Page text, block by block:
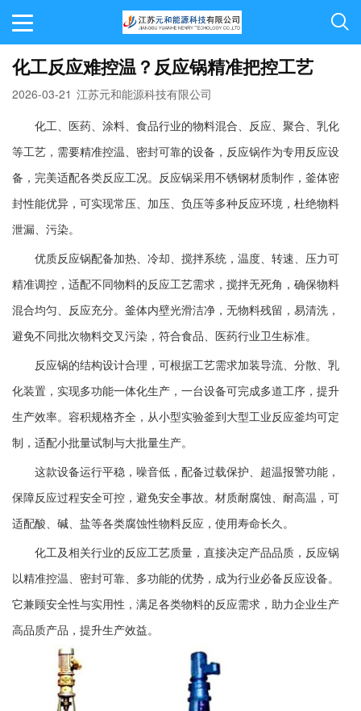
化工反应难控温？反应锅精准把控工艺
2026-03-21 江苏元和能源科技有限公司
化工、医药、涂料、食品行业的物料混合、反应、聚合、乳化
等工艺，需要精准控温、密封可靠的设备，反应锅作为专用反应设
备，完美适配各类反应工况。反应锅采用不锈钢材质制作，釜体密
封性能优异，可实现常压、加压、负压等多种反应环境，杜绝物料
泄漏、污染。
优质反应锅配备加热、冷却、搅拌系统，温度、转速、压力可
精准调控，适配不同物料的反应工艺需求，搅拌无死角，确保物料
混合均匀、反应充分。釜体内壁光滑洁净，无物料残留，易清洗，
避免不同批次物料交叉污染，符合食品、医药行业卫生标准。
反应锅的结构设计合理，可根据工艺需求加装导流、分散、乳
化装置，实现多功能一体化生产，一台设备可完成多道工序，提升
生产效率。容积规格齐全，从小型实验釜到大型工业反应釜均可定
制，适配小批量试制与大批量生产。
这款设备运行平稳，噪音低，配备过载保护、超温报警功能，
保障反应过程安全可控，避免安全事故。材质耐腐蚀、耐高温，可
适配酸、碱、盐等各类腐蚀性物料反应，使用寿命长久。
化工及相关行业的反应工艺质量，直接决定产品品质，反应锅
以精准控温、密封可靠、多功能的优势，成为行业必备反应设备。
它兼顾安全性与实用性，满足各类物料的反应需求，助力企业生产
高品质产品，提升生产效益。